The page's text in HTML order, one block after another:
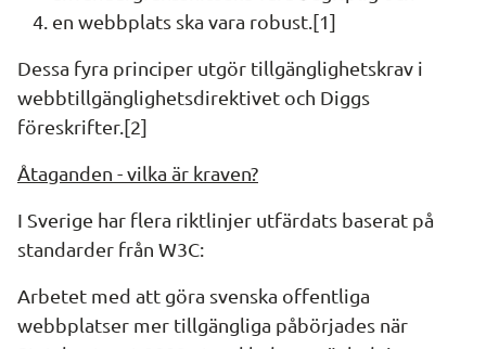
en webbplats ska vara robust.[1]
Dessa fyra principer utgör tillgänglighetskrav i
webbtillgänglighetsdirektivet och Diggs
föreskrifter.[2]
Åtaganden - vilka är kraven?
I Sverige har flera riktlinjer utfärdats baserat på
standarder från W3C:
Arbetet med att göra svenska offentliga
webbplatser mer tillgängliga påbörjades när